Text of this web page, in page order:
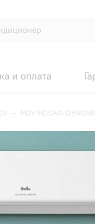
и оплата
— MDV MDSAG-